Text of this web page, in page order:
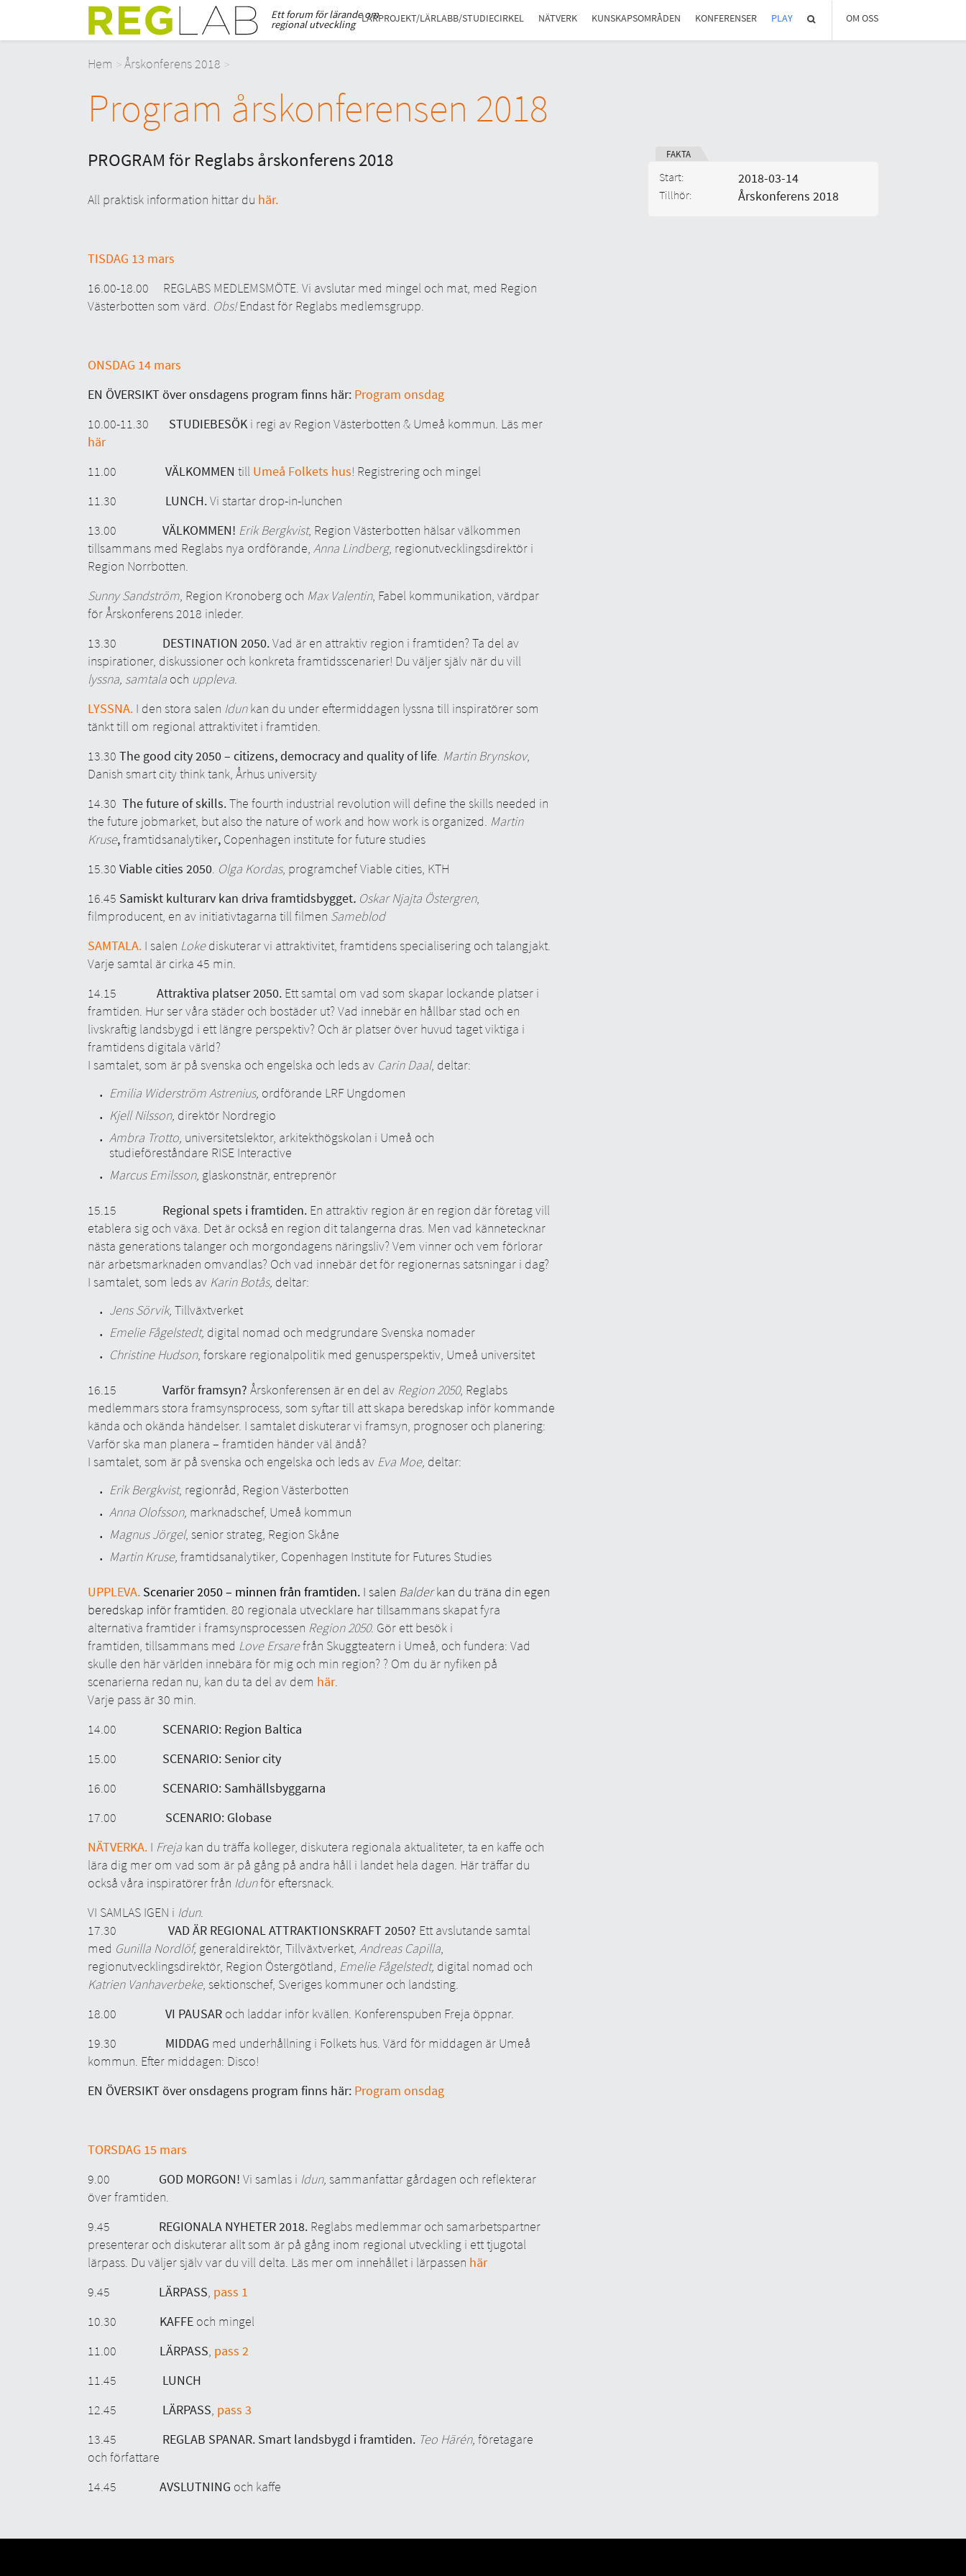
LÄRPROJEKT/LÄRLABB/STUDIECIRKEL NÄTVERK KUNSKAPSOMRÅDEN KONFERENSER PLAY OM OSS
OM REGLAB
Ett forum för lärande om
regional utveckling
Hem Årskonferens 2018
Program årskonferensen 2018
PROGRAM för Reglabs årskonferens 2018
All praktisk information hittar du här.
TISDAG 13 mars
16.00-18.00 REGLABS MEDLEMSMÖTE. Vi avslutar med mingel och mat, med Region
Västerbotten som värd. Obs!Endast för Reglabs medlemsgrupp.
ONSDAG 14 mars
EN ÖVERSIKT över onsdagens program finns här: Program onsdag
10.00-11.30 STUDIEBESÖK i regi av Region Västerbotten & Umeå kommun. Läs mer
här
11.00 VÄLKOMMEN till Umeå Folkets hus! Registrering och mingel
11.30 LUNCH.Vi startar drop-in-lunchen
13.00 VÄLKOMMEN! Erik Bergkvist, Region Västerbotten hälsar välkommen
tillsammans med Reglabs nya ordförande, Anna Lindberg, regionutvecklingsdirektör i
Region Norrbotten.
Sunny Sandström, Region Kronoberg och Max Valentin, Fabel kommunikation, värdpar
för Årskonferens 2018 inleder.
13.30 DESTINATION 2050.Vad är en attraktiv region i framtiden? Ta del av
inspirationer, diskussioner och konkreta framtidsscenarier! Du väljer själv när du vill
lyssna, samtala och uppleva.
LYSSNA. I den stora salen Idunkan du under eftermiddagen lyssna till inspiratörer som
tänkt till om regional attraktivitet i framtiden.
13.30 The good city 2050 – citizens, democracy and quality of life. Martin Brynskov,
Danish smart city think tank, Århus university
14.30 The future of skills.The fourth industrial revolution will define the skills needed in
the future jobmarket, but also the nature of work and how work is organized. Martin
Kruse,framtidsanalytiker, Copenhagen institute for future studies
15.30 Viable cities 2050. Olga Kordas, programchef Viable cities, KTH
16.45 Samiskt kulturarv kan driva framtidsbygget. Oskar Njajta Östergren,
filmproducent, en av initiativtagarna till filmen Sameblod
SAMTALA. I salen Lokediskuterar vi attraktivitet, framtidens specialisering och talangjakt.
Varje samtal är cirka 45 min.
14.15 Attraktiva platser 2050. Ett samtal om vad som skapar lockande platser i
framtiden. Hur ser våra städer och bostäder ut? Vad innebär en hållbar stad och en
livskraftig landsbygd i ett längre perspektiv? Och är platser över huvud taget viktiga i
framtidens digitala värld?
I samtalet, som är på svenska och engelska och leds av Carin Daal, deltar:
Emilia Widerström Astrenius, ordförande LRF Ungdomen
Kjell Nilsson, direktör Nordregio
Ambra Trotto, universitetslektor, arkitekthögskolan i Umeå och
studieföreståndare RISE Interactive
Marcus Emilsson, glaskonstnär, entreprenör
15.15 Regional spets i framtiden. En attraktiv region är en region där företag vill
etablera sig och växa. Det är också en region dit talangerna dras. Men vad kännetecknar
nästa generations talanger och morgondagens näringsliv? Vem vinner och vem förlorar
när arbetsmarknaden omvandlas? Och vad innebär det för regionernas satsningar i dag?
I samtalet, som leds av Karin Botås, deltar:
Jens Sörvik, Tillväxtverket
Emelie Fågelstedt, digital nomad och medgrundare Svenska nomader
Christine Hudson, forskare regionalpolitik med genusperspektiv, Umeå universitet
16.15 Varför framsyn? Årskonferensen är en del av Region 2050, Reglabs
medlemmars stora framsynsprocess, som syftar till att skapa beredskap inför kommande
kända och okända händelser. I samtalet diskuterar vi framsyn, prognoser och planering:
Varför ska man planera – framtiden händer väl ändå?
I samtalet, som är på svenska och engelska och leds av Eva Moe, deltar:
Erik Bergkvist, regionråd, Region Västerbotten
Anna Olofsson, marknadschef, Umeå kommun
Magnus Jörgel, senior strateg, Region Skåne
Martin Kruse, framtidsanalytiker, Copenhagen Institute for Futures Studies
UPPLEVA. Scenarier 2050 – minnen från framtiden. I salen Balderkan du träna din egen
beredskap inför framtiden. 80 regionala utvecklare har tillsammans skapat fyra
alternativa framtider i framsynsprocessen Region 2050. Gör ett besök i
framtiden, tillsammans med Love Ersarefrån Skuggteatern i Umeå, och fundera: Vad
skulle den här världen innebära för mig och min region? ? Om du är nyfiken på
scenarierna redan nu, kan du ta del av dem här.
Varje pass är 30 min.
14.00 SCENARIO: Region Baltica
15.00 SCENARIO: Senior city
16.00 SCENARIO: Samhällsbyggarna
17.00 SCENARIO: Globase
NÄTVERKA. I Freja kan du träffa kolleger, diskutera regionala aktualiteter, ta en kaffe och
lära dig mer om vad som är på gång på andra håll i landet hela dagen. Här träffar du
också våra inspiratörer från Idunför eftersnack.
VI SAMLAS IGEN i Idun.
17.30
VAD ÄR REGIONAL ATTRAKTIONSKRAFT 2050? Ett avslutande samtal
med Gunilla Nordlöf, generaldirektör, Tillväxtverket, Andreas Capilla,
regionutvecklingsdirektör, Region Östergötland, Emelie Fågelstedt, digital nomad och
Katrien Vanhaverbeke, sektionschef, Sveriges kommuner och landsting.
18.00 VI PAUSAR och laddar inför kvällen. Konferenspuben Freja öppnar.
19.30 MIDDAG med underhållning i Folkets hus. Värd för middagen är Umeå
kommun. Efter middagen: Disco!
EN ÖVERSIKT över onsdagens program finns här: Program onsdag
TORSDAG 15 mars
9.00 GOD MORGON! Vi samlas i Idun, sammanfattar gårdagen och reflekterar
över framtiden.
9.45 REGIONALA NYHETER 2018. Reglabs medlemmar och samarbetspartner
presenterar och diskuterar allt som är på gång inom regional utveckling i ett tjugotal
lärpass. Du väljer själv var du vill delta. Läs mer om innehållet i lärpassen här
9.45 LÄRPASS, pass 1
10.30 KAFFE och mingel
11.00 LÄRPASS, pass 2
11.45 LUNCH
12.45 LÄRPASS, pass 3
13.45 REGLAB SPANAR. Smart landsbygd i framtiden. Teo Härén, företagare
och författare
14.45 AVSLUTNING och kaffe
FAKTA
Start: 2018-03-14
Tillhör: Årskonferens 2018